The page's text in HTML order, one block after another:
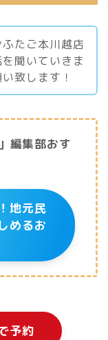
たご本川越店
聞いていきま
致します！
編集部おす
地元民
めるお
予約